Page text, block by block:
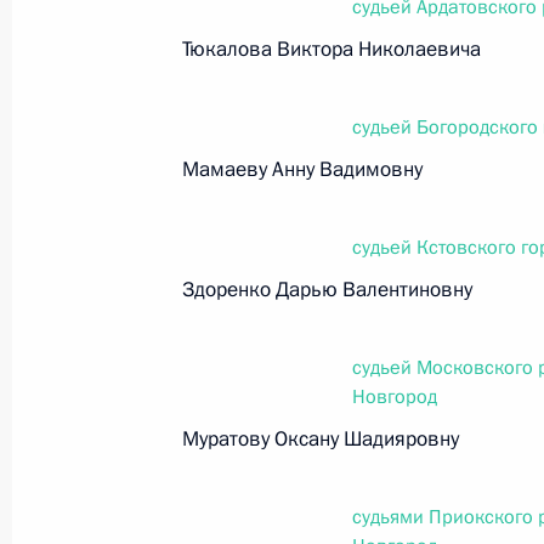
26 июля 2026 года
Федеральный закон от
Федерального закона «Об образовании
Федеральный закон от
судьей
Тюкалова Виктора Николаевича
судьей Богородского
Мамаеву Анну Вадимовну
судьей Кстовского
Здоренко Дарью Валентиновну
судьей Московского
Новгород
Муратову Оксану Шадияровну
судьями Приокского